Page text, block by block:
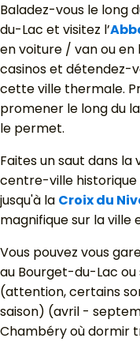
Baladez-vous le long
du-Lac et visitez l’
en voiture / van ou en
casinos et détendez-
cette ville thermale.
promener le long du
le permet.
Faites un saut dans
centre-ville
jusqu'à la Croix du
magnifique sur la ville
Vous pouvez vous
au Bourget-du-Lac
(attention, certains
saison) (avril -
Chambéry où dormir